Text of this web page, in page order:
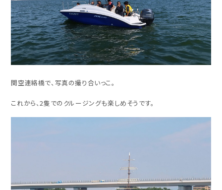
関空連絡橋で、写真の撮り合いっこ。
これから、2隻でのクルージングも楽しめそうです。